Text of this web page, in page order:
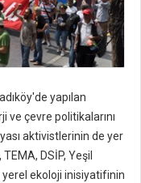
yapılan
ve çevre politikalarını
aktivistlerinin de yer
DSİP, Yeşil
yerel ekoloji inisiyatifinin